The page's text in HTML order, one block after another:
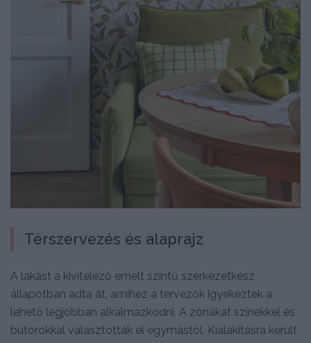
Térszervezés és alaprajz
A lakást a kivitelező emelt szintű szerkezetkész
állapotban adta át, amihez a tervezők igyekeztek a
lehető legjobban alkalmazkodni. A zónákat színekkel és
bútorokkal választották el egymástól. Kialakításra került